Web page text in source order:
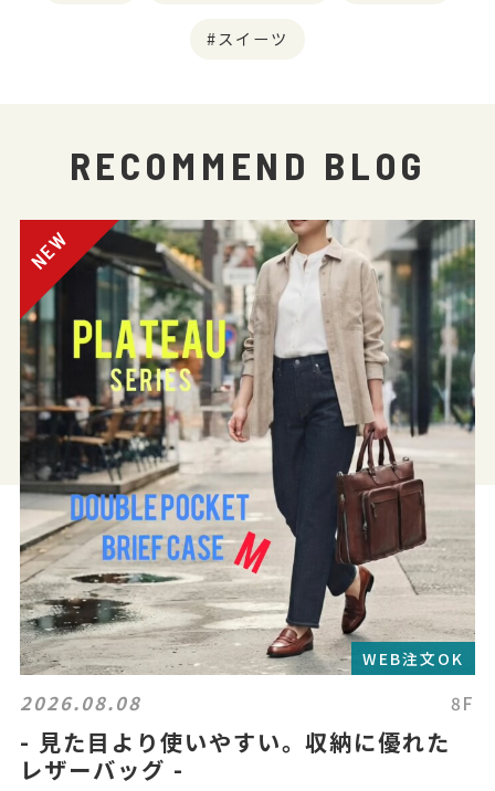
スイーツ
RECOMMEND BLOG
WEB注文OK
2026.08.08 8F
- 見た目より使いやすい。収納に優れた
レザーバッグ -